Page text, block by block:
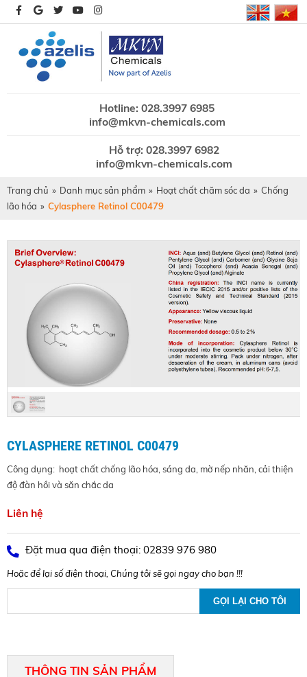
Hotline: 028.3997 6985
info@mkvn-chemicals.com
Hỗ trợ: 028.3997 6982
info@mkvn-chemicals.com
Trang chủ » Danh mục sản phẩm » Hoạt chất chăm sóc da » Chống
lão hóa » Cylasphere Retinol C00479
CYLASPHERE RETINOL C00479
Công dụng: hoạt chất chống lão hóa, sáng da, mờ nếp nhăn, cải thiện
độ đàn hồi và săn chắc da
Liên hệ
Đặt mua qua điện thoại: 02839 976 980
Hoặc để lại số điện thoại, Chúng tôi sẽ gọi ngay cho bạn !!!
THÔNG TIN SẢN PHẨM